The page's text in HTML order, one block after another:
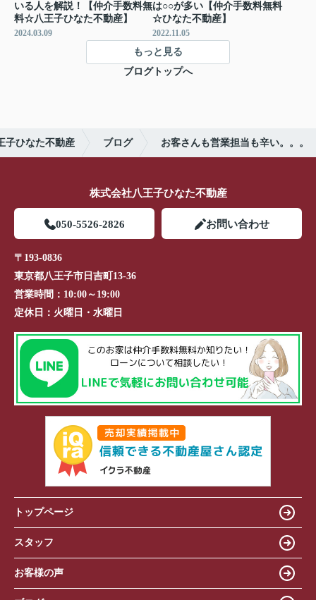
いる人を解説！【仲介手数料無
料☆八王子ひなた不動産】
2024.03.09
は○○が多い【仲介手数料無料
☆ひなた不動産】
2022.11.05
もっと見る
ブログトップへ
子ひなた不動産 ブログ お客さんも営業担当も辛い。。。
株式会社八王子ひなた不動産
050-5526-2826 お問い合わせ
〒193-0836
東京都八王子市日吉町13-36
営業時間： 10:00～19:00
定休日： 火曜日・水曜日
トップページ
スタッフ
お客様の声